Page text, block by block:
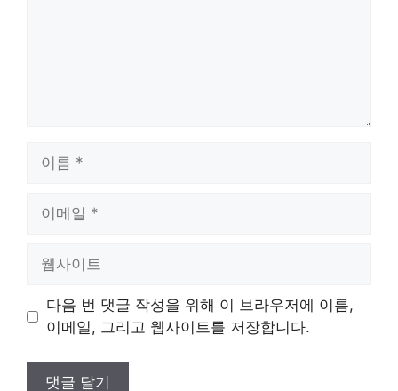
트
다음 번 댓글 작성을 위해 이 브라우저에 이름,
이메일, 그리고 웹사이트를 저장합니다.